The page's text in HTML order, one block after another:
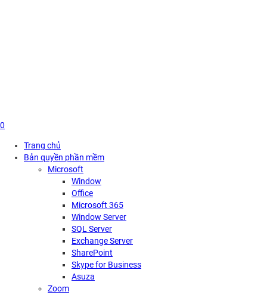
0
Trang chủ
Bản quyền phần mềm
Microsoft
Window
Office
Microsoft 365
Window Server
SQL Server
Exchange Server
SharePoint
Skype for Business
Asuza
Zoom